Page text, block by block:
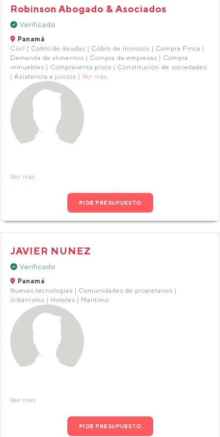
Robinson Abogado & Asociados
Verificado
Panamá
Civil | Cobro de deudas | Cobro de morosos | Compra Finca |
Demanda de alimentos | Compra de empresas | Compra
inmuebles | Compraventa pisos | Constitución de sociedades
| Asistencia a juicios | Ver más
Ver más
PIDE PRESUPUESTO
JAVIER NUNEZ
Verificado
Panamá
Nuevas tecnologías | Comunidades de propietarios |
Urbanismo | Hoteles | Marítimo
Ver más
PIDE PRESUPUESTO